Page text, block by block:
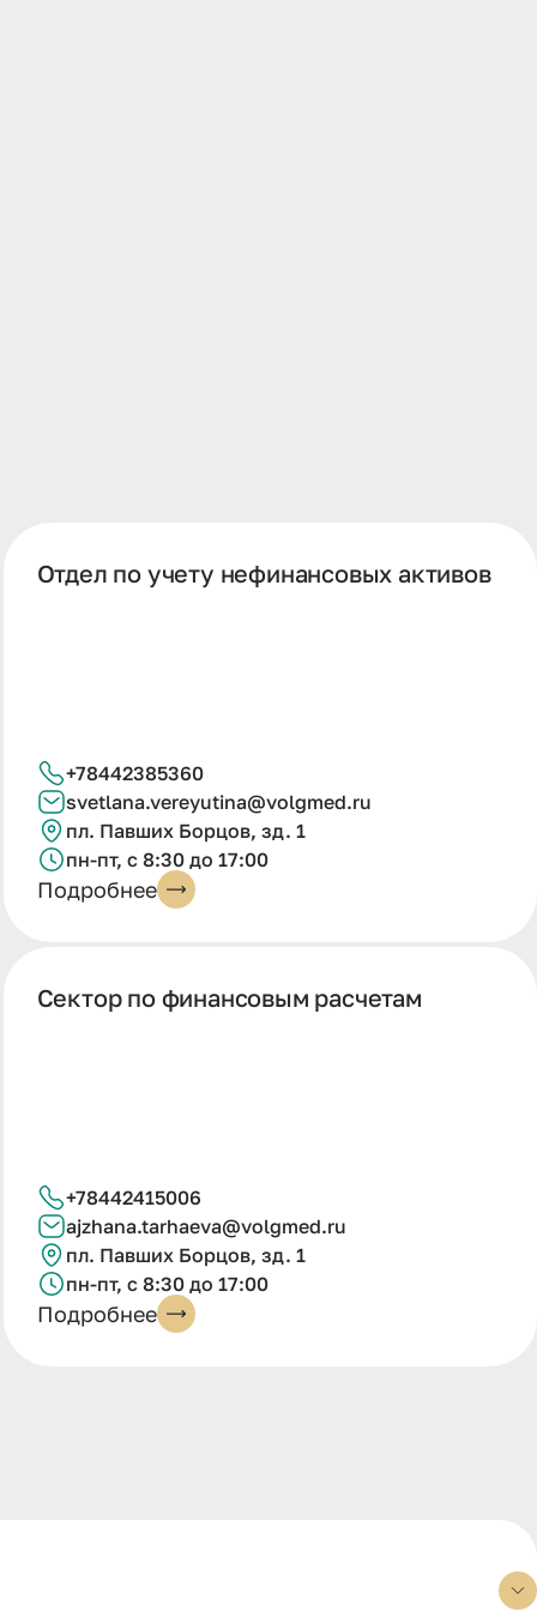
Отдел по учету нефинансовых активов
+78442385360
svetlana.vereyutina@volgmed.ru
пл. Павших Борцов, зд. 1
пн-пт, с 8:30 до 17:00
Подробнее
Сектор по финансовым расчетам
+78442415006
ajzhana.tarhaeva@volgmed.ru
пл. Павших Борцов, зд. 1
пн-пт, с 8:30 до 17:00
Подробнее